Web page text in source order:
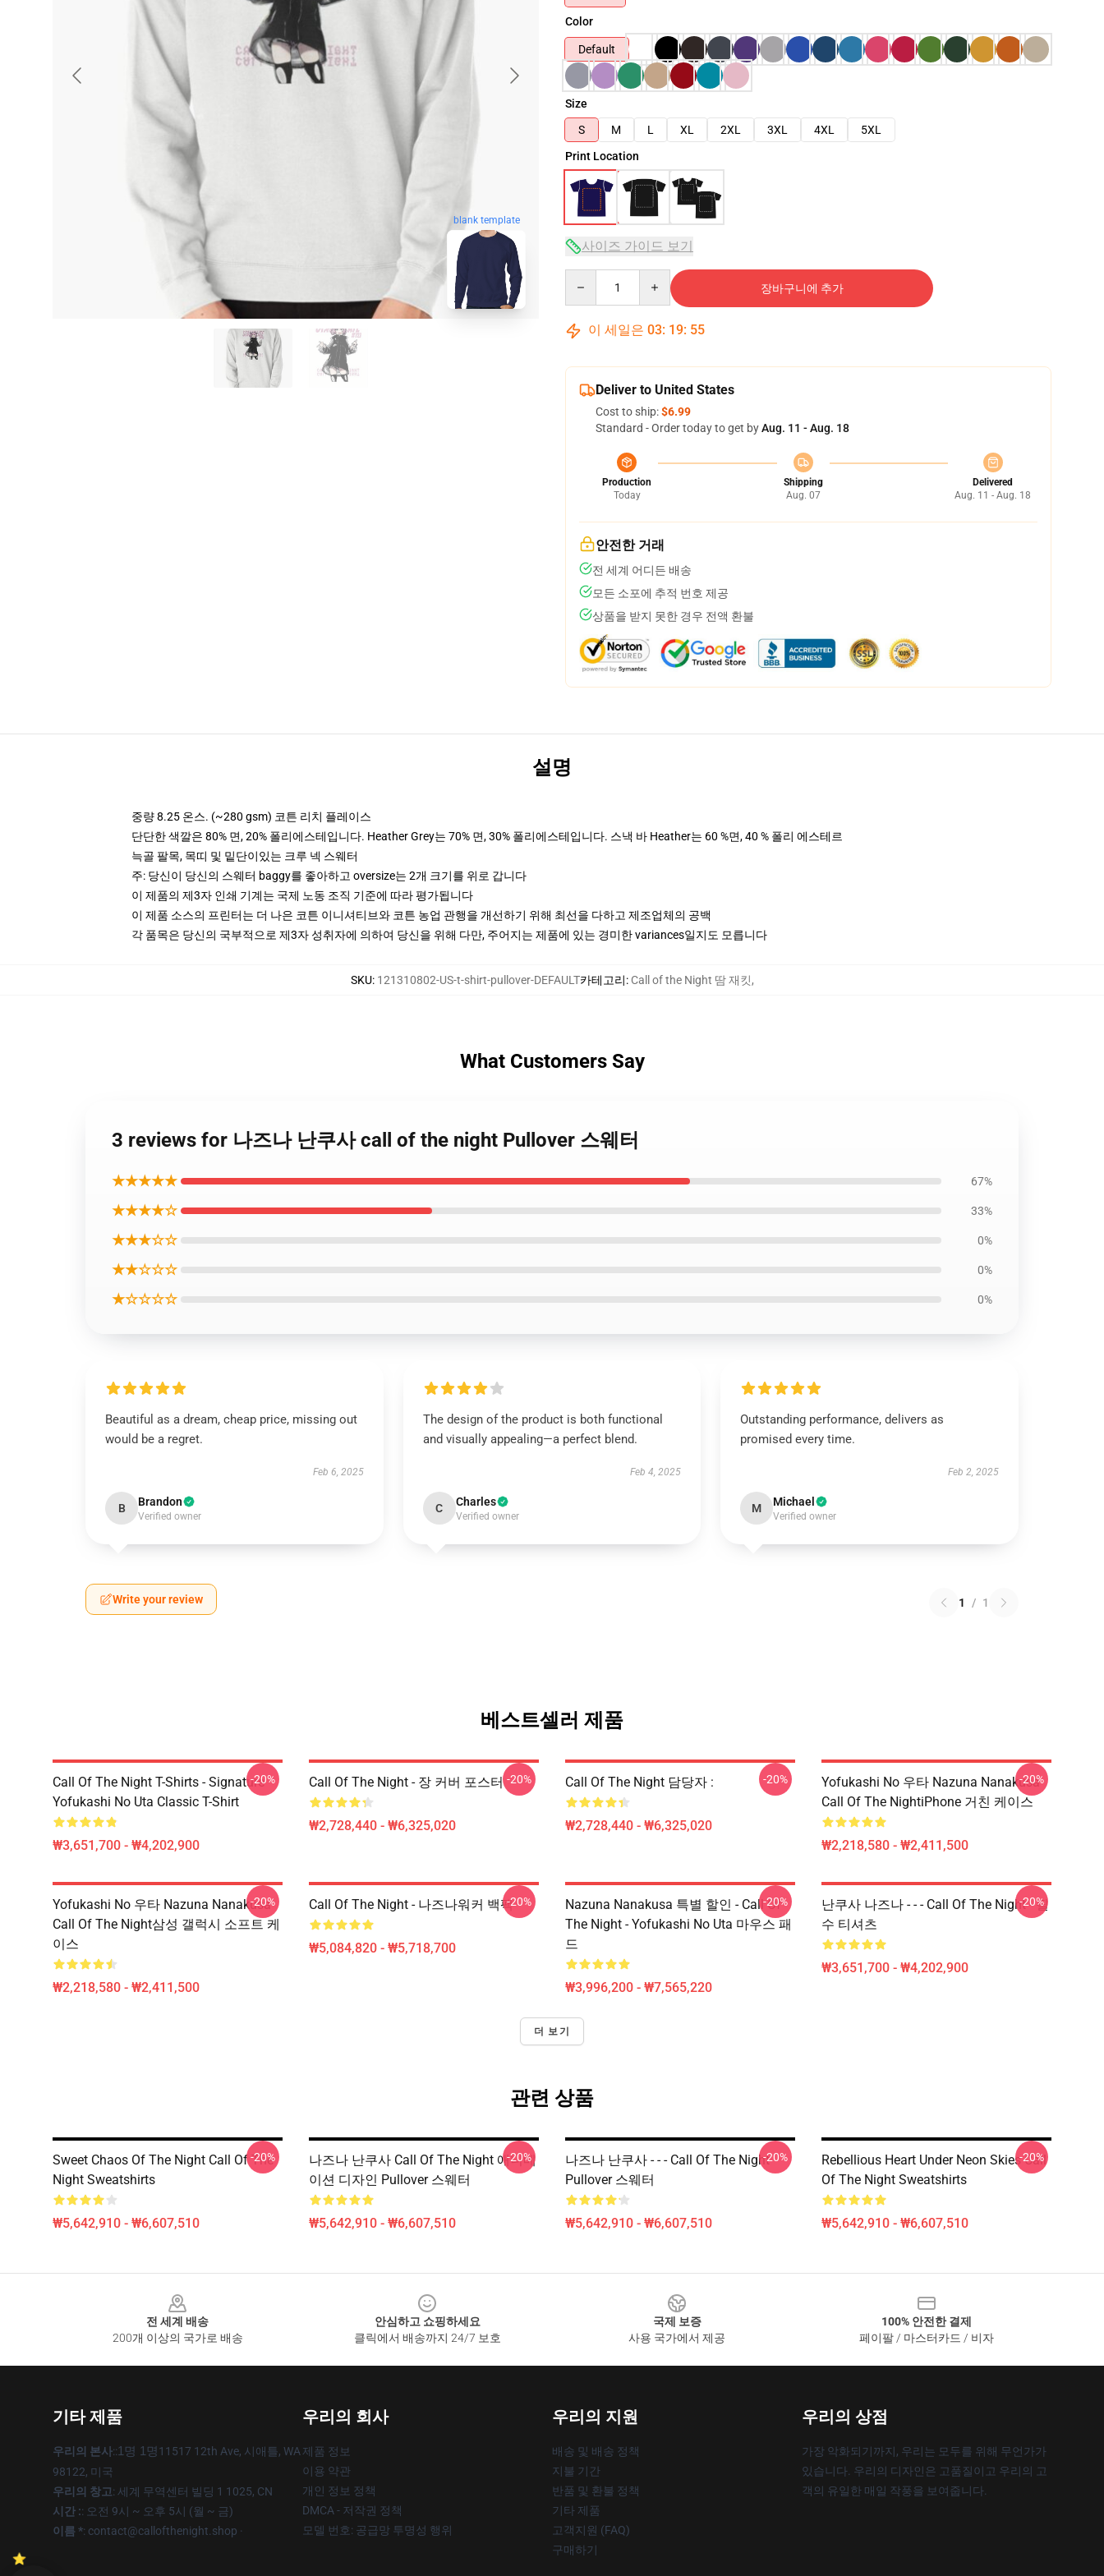
blank template
Color
Default
Size
S
M L XL 2XL 3XL 4XL
5XL
Print Location
사이즈 가이드 보기
장바구니에 추가
이 세일은 03: 19: 54
Deliver to United States
Cost to ship:$6.99
Standard - Order today to get byAug. 11 - Aug. 18
Production
Today
Shipping
Aug. 07
Delivered
Aug. 11 - Aug. 18
안전한 거래
전 세계 어디든 배송
모든 소포에 추적 번호 제공
상품을 받지 못한 경우 전액 환불
설명
중량 8.25 온스. (~280 gsm) 코튼 리치 플레이스
단단한 색깔은 80% 면, 20% 폴리에스테입니다. Heather Grey는 70% 면, 30% 폴리에스테입니다. 스낵 바 Heather는 60 %면, 40 % 폴리 에스테르
늑골 팔목, 목띠 및 밑단이있는 크루 넥 스웨터
주: 당신이 당신의 스웨터 baggy를 좋아하고 oversize는 2개 크기를 위로 갑니다
이 제품의 제3자 인쇄 기계는 국제 노동 조직 기준에 따라 평가됩니다
이 제품 소스의 프린터는 더 나은 코튼 이니셔티브와 코튼 농업 관행을 개선하기 위해 최선을 다하고 제조업체의 공백
각 품목은 당신의 국부적으로 제3자 성취자에 의하여 당신을 위해 다만, 주어지는 제품에 있는 경미한 variances일지도 모릅니다
SKU: 121310802-US-t-shirt-pullover-DEFAULT카테고리: Call of the Night 땀 재킷,
What Customers Say
3 reviews for 나즈나 난쿠사 call of the night Pullover 스웨터
★★★★★ 67%
★★★★☆ 33%
★★★☆☆ 0%
★★☆☆☆ 0%
★☆☆☆☆ 0%
Beautiful as a dream, cheap price, missing out
would be a regret.
Feb 6, 2025
B Brandon
Verified owner
The design of the product is both functional
and visually appealing—a perfect blend.
Feb 4, 2025
C Charles
Verified owner
Outstanding performance, delivers as
promised every time.
Feb 2, 2025
M Michael
Verified owner
Write your review 1 / 1
베스트셀러 제품
Call Of The Night T-Shirts - Signature
Yofukashi No Uta Classic T-Shirt
₩3,651,700 - ₩4,202,900
-20% Call Of The Night - 장 커버 포스터
₩2,728,440 - ₩6,325,020
-20% Call Of The Night 담당자 :
₩2,728,440 - ₩6,325,020
-20%
Yofukashi No 우타 Nazuna Nanakusa
Call Of The NightiPhone 거친 케이스
₩2,218,580 - ₩2,411,500
-20%
Yofukashi No 우타 Nazuna Nanakusa
Call Of The Night삼성 갤럭시 소프트 케
이스
₩2,218,580 - ₩2,411,500
-20% Call Of The Night - 나즈나워커 백팩
₩5,084,820 - ₩5,718,700
-20%
Nazuna Nanakusa 특별 할인 - Call Of
The Night - Yofukashi No Uta 마우스 패
드
₩3,996,200 - ₩7,565,220
-20%
난쿠사 나즈나 - - - Call Of The Night - 필
수 티셔츠
₩3,651,700 - ₩4,202,900
-20%
더 보기
관련 상품
Sweet Chaos Of The Night Call Of The
Night Sweatshirts
₩5,642,910 - ₩6,607,510
-20%
나즈나 난쿠사 Call Of The Night 애니메
이션 디자인 Pullover 스웨터
₩5,642,910 - ₩6,607,510
-20%
나즈나 난쿠사 - - - Call Of The Night
Pullover 스웨터
₩5,642,910 - ₩6,607,510
-20%
Rebellious Heart Under Neon Skies Call
Of The Night Sweatshirts
₩5,642,910 - ₩6,607,510
-20%
전 세계 배송
200개 이상의 국가로 배송
안심하고 쇼핑하세요
클릭에서 배송까지 24/7 보호
국제 보증
사용 국가에서 제공
100% 안전한 결제
페이팔 / 마스터카드 / 비자
기타 제품
우리의 본사::1명 1명11517 12th Ave, 시애틀, WA
98122, 미국
우리의 창고: 세계 무역센터 빌딩 1 1025, CN
시간 :: 오전 9시 ~ 오후 5시 (월 ~ 금)
이름 *: contact@callofthenight.shop ·
우리의 회사
제품 정보
이용 약관
개인 정보 정책
DMCA - 저작권 정책
모델 번호: 공급망 투명성 행위
우리의 지원
배송 및 배송 정책
지불 기간
반품 및 환불 정책
기타 제품
고객지원 (FAQ)
구매하기
우리의 상점
가장 악화되기까지, 우리는 모두를 위해 무언가가
있습니다. 우리의 디자인은 고품질이고 우리의 고
객의 유일한 매일 작풍을 보여줍니다.